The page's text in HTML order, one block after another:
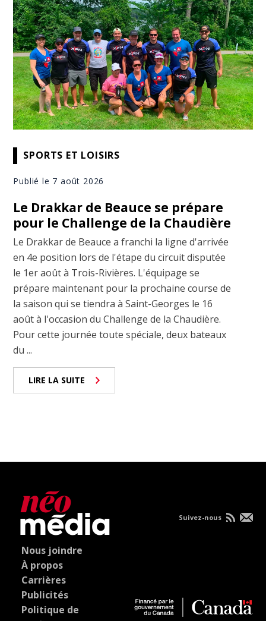
SPORTS ET LOISIRS
Publié le 7 août 2026
Le Drakkar de Beauce se prépare
pour le Challenge de la Chaudière
Le Drakkar de Beauce a franchi la ligne d'arrivée
en 4e position lors de l'étape du circuit disputée
le 1er août à Trois-Rivières. L'équipage se
prépare maintenant pour la prochaine course de
la saison qui se tiendra à Saint-Georges le 16
août à l'occasion du Challenge de la Chaudière.
Pour cette journée toute spéciale, deux bateaux
du ...
LIRE LA SUITE
Nous joindre
À propos
Carrières
Publicités
Politique de
Suivez-nous